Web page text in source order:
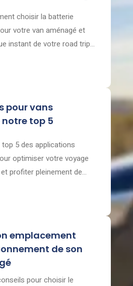
choisir la batterie
votre van aménagé et
instant de votre road trip
pour vans
top 5
5 des applications
optimiser votre voyage
profiter pleinement de
emplacement
de son
pour choisir le